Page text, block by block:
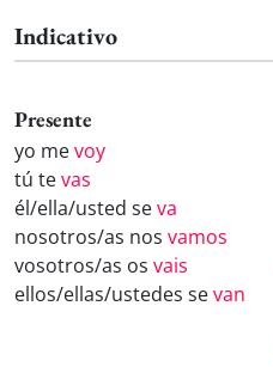
Indicativo
Presente
yo mevoy
tú tevas
él/ella/usted seva
nosotros/as nos vamos
vosotros/as os vais
ellos/ellas/ustedes sevan